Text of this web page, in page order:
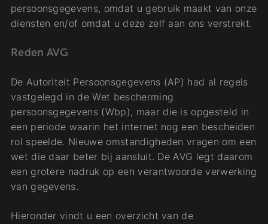
persoonsgegevens, omdat u gebruik maakt van onze
diensten en/of omdat u deze zelf aan ons verstrekt.
Reden AVG
De Autoriteit Persoonsgegevens (AP) had al regels
vastgelegd in de Wet bescherming
persoonsgegevens (Wbp), maar die is opgesteld in
een periode waarin het internet nog een bescheiden
rol speelde. Nieuwe omstandigheden vragen om een
wet die daar beter bij aansluit. De AVG legt daarom
een grotere nadruk op een verantwoorde verwerking
van gegevens.
Hieronder vindt u een overzicht van de